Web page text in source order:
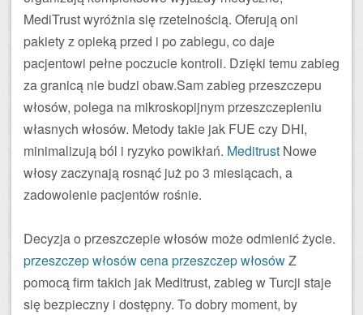
MediTrust wyróżnia się rzetelnością. Oferują oni
pakiety z opieką przed i po zabiegu, co daje
pacjentowi pełne poczucie kontroli. Dzięki temu zabieg
za granicą nie budzi obaw.Sam zabieg przeszczepu
włosów, polega na mikroskopijnym przeszczepieniu
własnych włosów. Metody takie jak FUE czy DHI,
minimalizują ból i ryzyko powikłań. Meditrust Nowe
włosy zaczynają rosnąć już po 3 miesiącach, a
zadowolenie pacjentów rośnie.
Decyzja o przeszczepie włosów może odmienić życie.
przeszczep włosów cenaprzeszczep włosówZ
pomocą firm takich jak Meditrust, zabieg w Turcji staje
się bezpieczny i dostępny. To dobry moment, by